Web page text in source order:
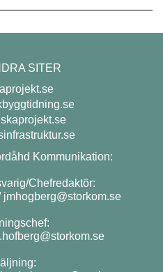
SITER
Kommunikation:
Chefredaktör:
jmhogberg@storkom.se